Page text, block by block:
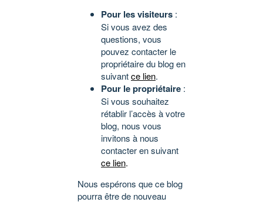
Pour les visiteurs :
Si vous avez des
questions, vous
pouvez contacter le
propriétaire du blog en
suivantce lien.
Pour le propriétaire :
Si vous souhaitez
rétablir l’accès à votre
blog, nous vous
invitons à nous
contacter en suivant
ce lien.
Nous espérons que ce blog
pourra être de nouveau